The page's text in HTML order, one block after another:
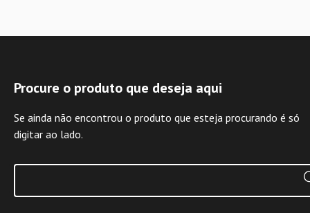
Procure o produto que deseja aqui
Se ainda não encontrou o produto que esteja procurando é só
digitar ao lado.